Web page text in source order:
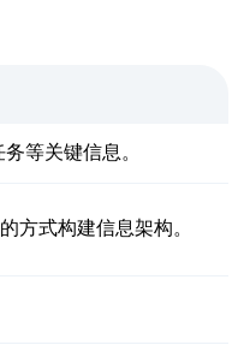
等关键信息。
方式构建信息架构。